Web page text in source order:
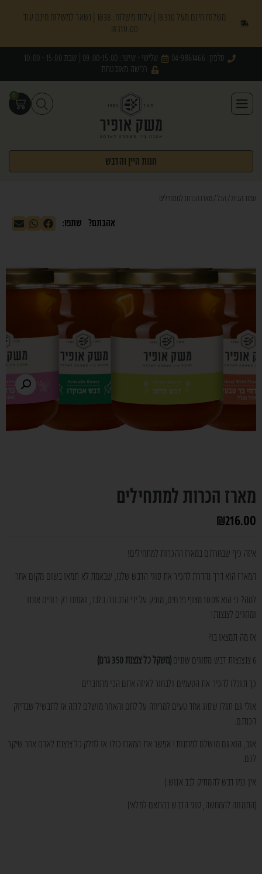
משלוח חינם מעל ₪310 | עלות משלוח: ₪38 | נשאר למשלוח חינם עוד
₪310.00
טלפון: 04-9861466
שלישי - שישי: 09:00-15:00 | שבת 15:00 - 10:00
רכישה מאובטחת
0
חנות היין והדבש
עמוד הבית/ הכל/ מארז הכרות למתחילים
מארז הכרות למתחילים
₪216.00
איזה כיף שבחרתם במארז ההכרות למתחילים!
המארז הוא דרך נהדרת להכיר את סוגי הדבש שלנו, שבאמת לא תמאו בשום מקום אחר.
למה? כי הוא 100% מצוף פרחים, מופק על ידי הדבורה בלבד, ואנחנו רק רודים אותו
ומוזגים לצנצנת!
אז מה תמצאו בו?
6 צנצנצות דבש מסוגים שונים
(משקל כל צנצנת 350 גרם)
כך תוכלו להכיר את הטעמים ולבחור לאיזה אתם הכי מתחברים
אולי גם תגלו שסוג אחד טעים למריחה על לחם והאחר מושלם לתה או לתבשיל שבדיוק
הכנתם.
אגב, הוא גם מושלם למתנות! אפשר את המארז כולו או לחלק כל צנצנת לאדם אחר שיקר
לכם.
אין כמו דבש להמתיק לבב אנוש:)
(התמונה להמחשה, סוגי הדבש בהתאם למלאי)